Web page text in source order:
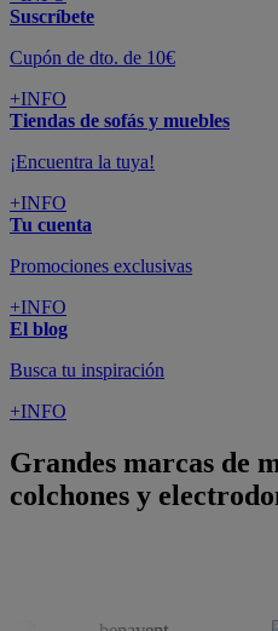
Suscríbete
Cupón de dto. de 10€
+INFO
Tiendas de sofás y muebles
¡Encuentra la tuya!
+INFO
Tu cuenta
Promociones exclusivas
+INFO
El blog
Busca tu inspiración
+INFO
Grandes marcas de
colchones y